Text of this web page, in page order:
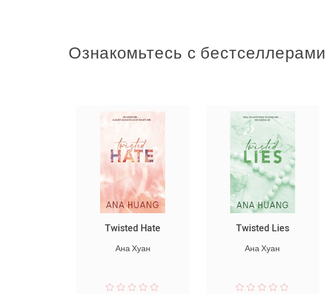
Ознакомьтесь с бестселлерами
Twisted Hate
Ана Хуан
Twisted Lies
Ана Хуан